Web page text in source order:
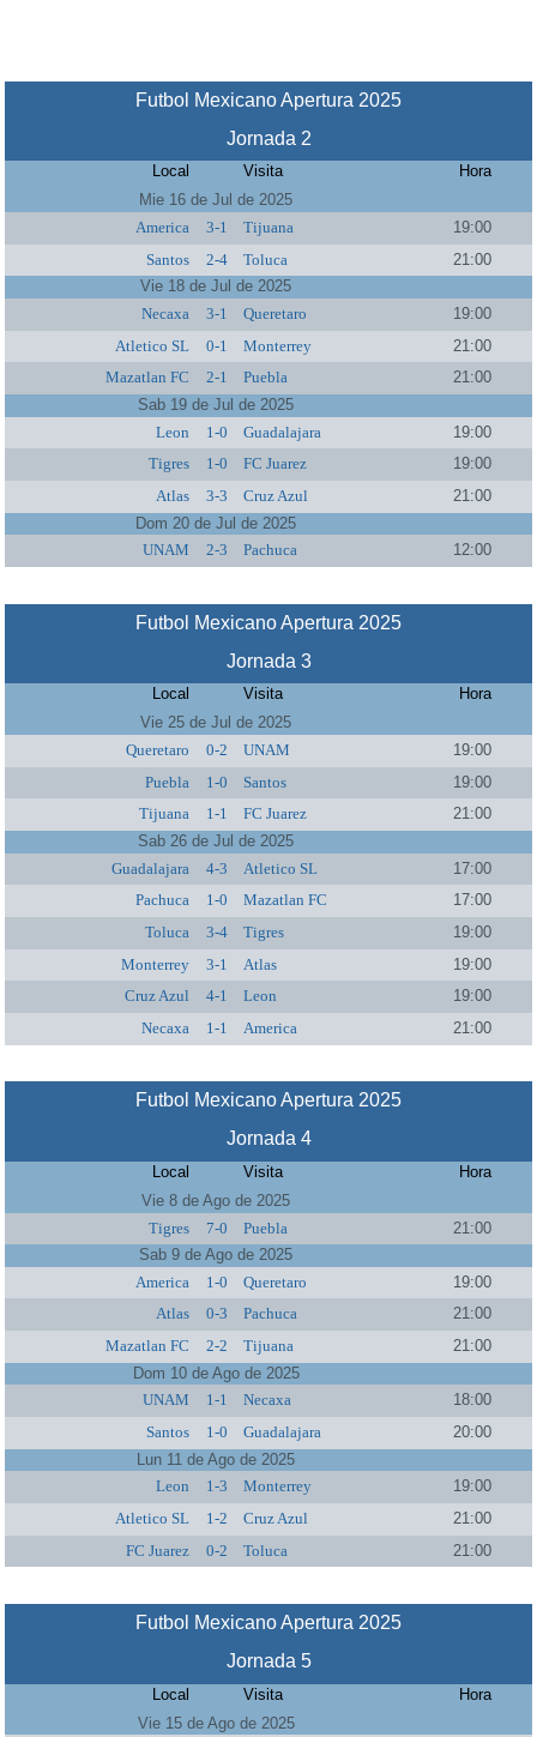
Futbol Mexicano Apertura 2025
Jornada 2
Local Visita
Hora
Mie 16 de Jul de 2025
America
3-1 Tijuana
19:00
Santos
2-4 Toluca
21:00
Vie 18 de Jul de 2025
Necaxa
3-1 Queretaro
19:00
Atletico SL
0-1 Monterrey
21:00
Mazatlan FC
2-1 Puebla
21:00
Sab 19 de Jul de 2025
Leon
1-0 Guadalajara
19:00
Tigres
1-0 FC Juarez
19:00
Atlas
3-3 Cruz Azul
21:00
Dom 20 de Jul de 2025
UNAM
2-3 Pachuca 12:00
Futbol Mexicano Apertura 2025
Jornada 3
Local Visita
Hora
Vie 25 de Jul de 2025
Queretaro
0-2 UNAM
19:00
Puebla
1-0 Santos
19:00
Tijuana
1-1 FC Juarez
21:00
Sab 26 de Jul de 2025
Guadalajara
4-3 Atletico SL
17:00
Pachuca
1-0 Mazatlan FC
17:00
Toluca
3-4 Tigres
19:00
Monterrey
3-1 Atlas
19:00
Cruz Azul
4-1 Leon
19:00
Necaxa
1-1 America 21:00
Futbol Mexicano Apertura 2025
Jornada 4
Local Visita
Hora
Vie 8 de Ago de 2025
Tigres
7-0 Puebla
21:00
Sab 9 de Ago de 2025
America
1-0 Queretaro
19:00
Atlas
0-3 Pachuca
21:00
Mazatlan FC
2-2 Tijuana
21:00
Dom 10 de Ago de 2025
UNAM
1-1 Necaxa
18:00
Santos
1-0 Guadalajara
20:00
Lun 11 de Ago de 2025
Leon
1-3 Monterrey
19:00
Atletico SL
1-2 Cruz Azul
21:00
FC Juarez
0-2 Toluca 21:00
Futbol Mexicano Apertura 2025
Jornada 5
Local Visita
Hora
Vie 15 de Ago de 2025